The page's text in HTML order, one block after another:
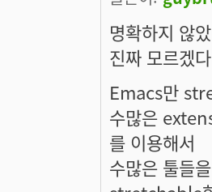
명확하지 않
진짜 모르겠
Emacs만
수많은
를 이용해서
수많은 툴들